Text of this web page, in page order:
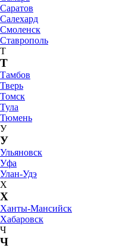
Саратов
Салехард
Смоленск
Ставрополь
Т
Т
Тамбов
Тверь
Томск
Тула
Тюмень
У
У
Ульяновск
Уфа
Улан-Удэ
Х
Х
Ханты-Мансийск
Хабаровск
Ч
Ч